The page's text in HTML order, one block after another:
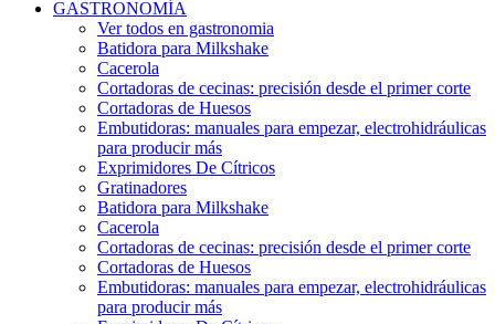
GASTRONOMÍA
Ver todos en gastronomia
Batidora para Milkshake
Cacerola
Cortadoras de cecinas: precisión desde el primer corte
Cortadoras de Huesos
Embutidoras: manuales para empezar, electrohidráulicas
para producir más
Exprimidores De Cítricos
Gratinadores
Batidora para Milkshake
Cacerola
Cortadoras de cecinas: precisión desde el primer corte
Cortadoras de Huesos
Embutidoras: manuales para empezar, electrohidráulicas
para producir más